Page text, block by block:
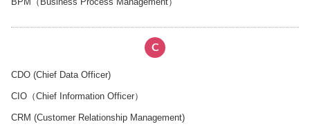
C
CDO (Chief Data Officer)
CIO（Chief Information Officer）
CRM (Customer Relationship Management)